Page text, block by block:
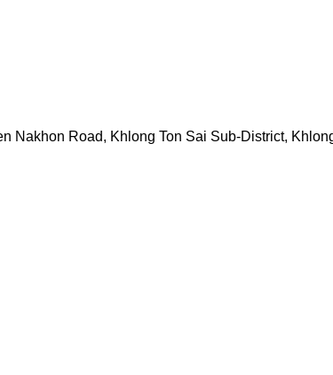
Nakhon Road, Khlong Ton Sai Sub-District,